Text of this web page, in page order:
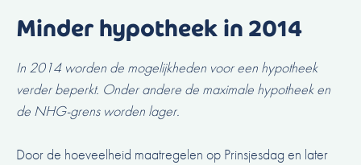
Minder hypotheek in 2014
In 2014 worden de mogelijkheden voor een hypotheek
verder beperkt. Onder andere de maximale hypotheek en
de NHG-grens worden lager.
Door de hoeveelheid maatregelen op Prinsjesdag en later